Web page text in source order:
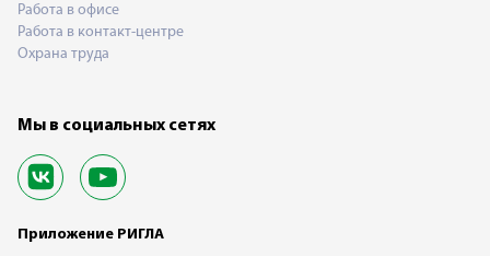
Работа в офисе
Работа в контакт-центре
Охрана труда
Мы в социальных сетях
Приложение РИГЛА